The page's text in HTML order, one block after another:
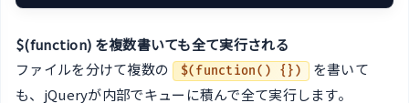
$(function) を複数書いても全て実行される
ファイルを分けて複数の
$(function() {})
を書いて
も、jQueryが内部でキューに積んで全て実行します。